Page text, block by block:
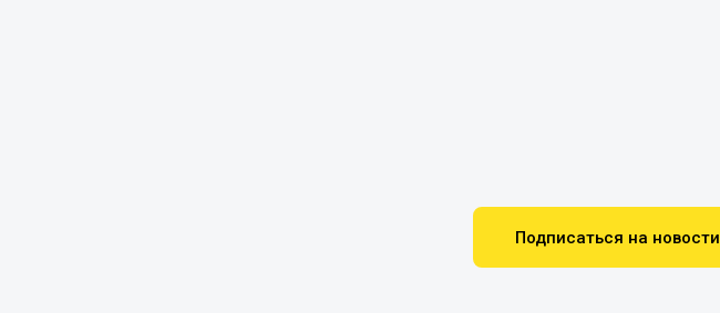
Подписаться на новости